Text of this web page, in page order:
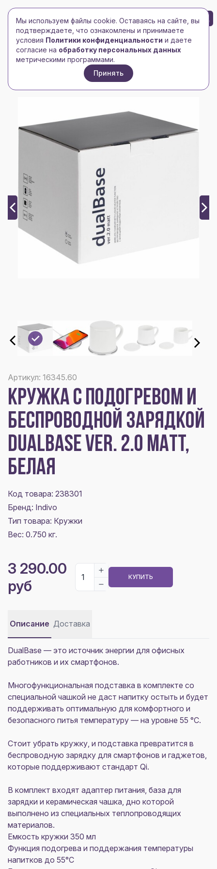
Toggle navigation
Toggle navigation
БРЕНД-ЛОГО 0
Главная/Чашки, кружки, бокалы/Кружки /
Кружка с подогревом и беспроводной зарядкой
dualBase ver. 2.0 Matt, белая
Артикул: 16345.60
КРУЖКА С ПОДОГРЕВОМ И
БЕСПРОВОДНОЙ ЗАРЯДКОЙ
DUALBASE VER. 2.0 MATT,
БЕЛАЯ
Код товара: 238301
Бренд: Indivo
Тип товара: Кружки
Вес: 0.750 кг.
3 290.00
руб
КУПИТЬ
Описание Доставка
DualBase — это источник энергии для офисных
работников и их смартфонов.
Многофункциональная подставка в комплекте со
специальной чашкой не даст напитку остыть и будет
поддерживать оптимальную для комфортного и
безопасного питья температуру — на уровне 55 °C.
Стоит убрать кружку, и подставка превратится в
беспроводную зарядку для смартфонов и гаджетов,
которые поддерживают стандарт Qi.
В комплект входят адаптер питания, база для
зарядки и керамическая чашка, дно которой
выполнено из специальных теплопроводящих
материалов.
Емкость кружки 350 мл
Функция подогрева и поддержания температуры
напитков до 55°C
Мы используем файлы cookie. Оставаясь на сайте, вы
подтверждаете, что ознакомлены и принимаете
условия Политики конфиденциальности и даете
согласие на обработку персональных данных
метрическими программами.
Принять